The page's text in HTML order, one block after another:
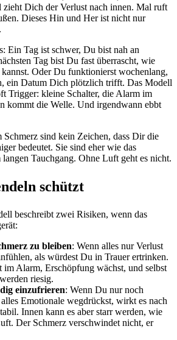
zieht Dich der Verlust nach innen. Mal ruft
Dieses Hin und Her ist nicht nur
Ein Tag ist schwer, Du bist nah an
Tag bist Du fast überrascht, wie
Oder Du funktionierst wochenlang,
ein Datum Dich plötzlich trifft. Das Modell
Trigger: kleine Schalter, die Alarm im
kommt die Welle. Und irgendwann ebbt
Schmerz sind kein Zeichen, dass Dir die
bedeutet. Sie sind eher wie das
Tauchgang. Ohne Luft geht es nicht.
schützt
beschreibt zwei Risiken, wenn das
zu bleiben: Wenn alles nur Verlust
als würdest Du in Trauer ertrinken.
Alarm, Erschöpfung wächst, und selbst
riesig.
einzufrieren: Wenn Du nur noch
Emotionale wegdrückst, wirkt es nach
Innen kann es aber starr werden, wie
Der Schmerz verschwindet nicht, er